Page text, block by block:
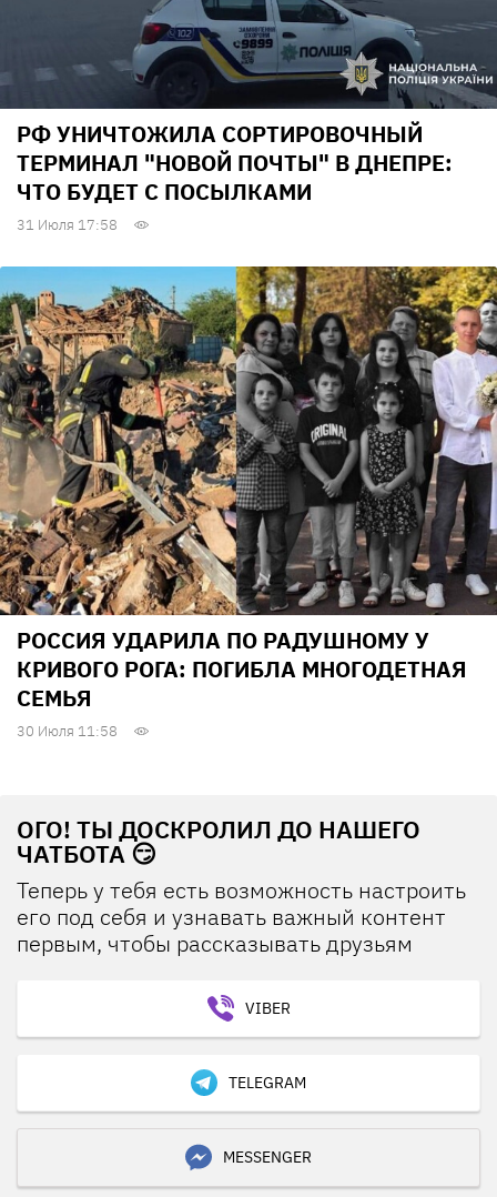
РФ УНИЧТОЖИЛА СОРТИРОВОЧНЫЙ
ТЕРМИНАЛ "НОВОЙ ПОЧТЫ" В ДНЕПРЕ:
ЧТО БУДЕТ С ПОСЫЛКАМИ
31 Июля 17:58
РОССИЯ УДАРИЛА ПО РАДУШНОМУ У
КРИВОГО РОГА: ПОГИБЛА МНОГОДЕТНАЯ
СЕМЬЯ
30 Июля 11:58
ОГО! ТЫ ДОСКРОЛИЛ ДО НАШЕГО
ЧАТБОТА 😏
Теперь у тебя есть возможность настроить
его под себя и узнавать важный контент
первым, чтобы рассказывать друзьям
VIBER
TELEGRAM
MESSENGER